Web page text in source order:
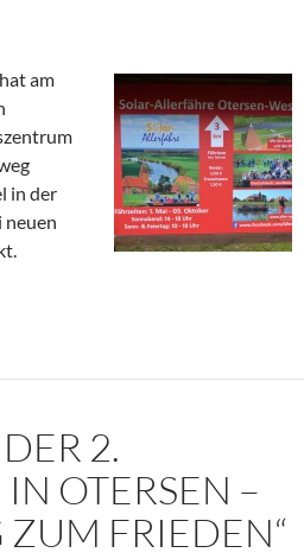
am
in der
neuen
2.
OTERSEN –
FRIEDEN“